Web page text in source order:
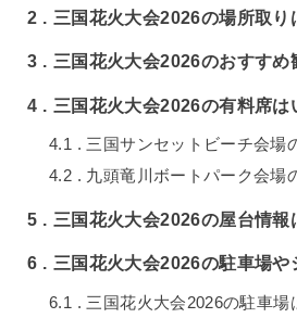
2 三国花火大会2026の場所取り
3 三国花火大会2026のおすすめ
4 三国花火大会2026の有料席
4.1
三国サンセットビーチ会場
4.2
九頭竜川ボートパーク会場
5 三国花火大会2026の屋台情
6 三国花火大会2026の駐車場や
6.1 三国花火大会2026の駐車場